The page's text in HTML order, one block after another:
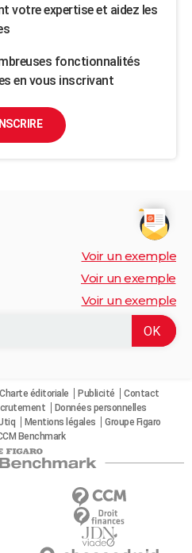
votre expertise et aidez les
fonctionnalités
en vous inscrivant
Voir un exemple
Voir un exemple
Voir un exemple
Charte éditoriale Publicité
Contact
Données personnelles
Mentions légales
Groupe Figaro
Benchmark